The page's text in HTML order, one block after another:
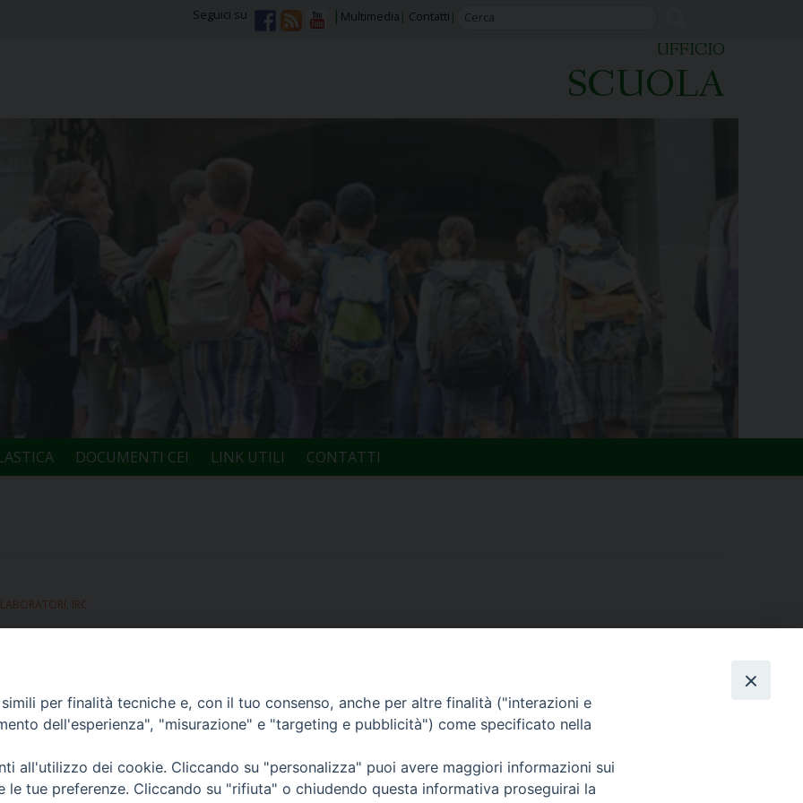
Multimedia Contatti
Seguici su
UFFICIO
SCUOLA
DOCUMENTI CEI LINK UTILI CONTATTI
IRC
2013
presentati al corso di aggiornamento per insegnanti di religione tenutosi a Udine nel settembre 2013.
per finalità tecniche e, con il tuo consenso, anche per altre finalità ("interazioni e
dell'esperienza", "misurazione" e "targeting e pubblicità") come specificato nella
all'utilizzo dei cookie. Cliccando su "personalizza" puoi avere maggiori informazioni sui
le tue preferenze. Cliccando su "rifiuta" o chiudendo questa informativa proseguirai la